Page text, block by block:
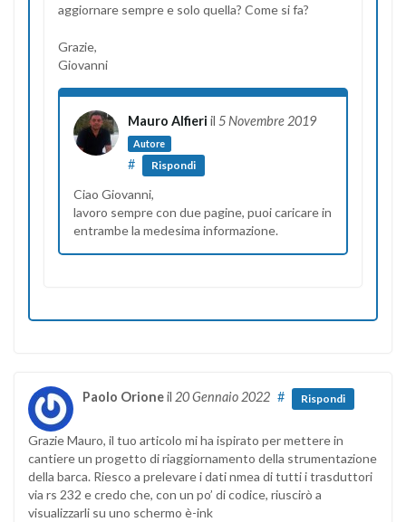
aggiornare sempre e solo quella? Come si fa?
Grazie,
Giovanni
Mauro Alfieri il 5 Novembre 2019
Autore
# Rispondi
Ciao Giovanni,
lavoro sempre con due pagine, puoi caricare in
entrambe la medesima informazione.
Paolo Orioneil 20 Gennaio 2022 # Rispondi
Grazie Mauro, il tuo articolo mi ha ispirato per mettere in
cantiere un progetto di riaggiornamento della strumentazione
della barca. Riesco a prelevare i dati nmea di tutti i trasduttori
via rs 232 e credo che, con un po’ di codice, riuscirò a
visualizzarli su uno schermo è-ink